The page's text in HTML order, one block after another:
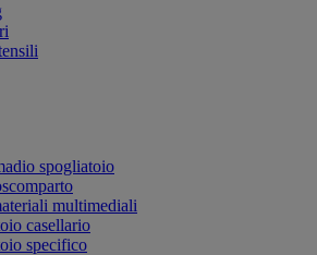
spogliatoio
multimediali
casellario
specifico